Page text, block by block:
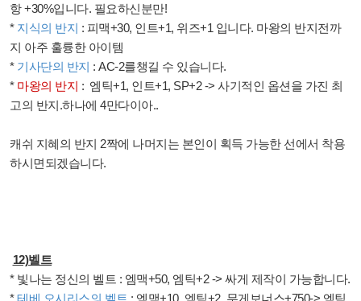
항+30%입니다. 필요하신분만!
* 지식의 반지 : 피맥+30, 인트+1, 위즈+1 입니다. 마왕의 반지전까
지 아주 훌륭한 아이템
* 기사단의 반지 : AC-2를챙길 수 있습니다.
* 마왕의 반지 : 엠틱+1, 인트+1, SP+2 -> 사기적인 옵션을 가진 최
고의 반지.하나에 4만다이아..
캐쉬 지혜의 반지 2짝에 나머지는 본인이 획득 가능한 선에서 착용
하시면되겠습니다.
12)벨트
* 빛나는 정신의 벨트 : 엠맥+50, 엠틱+2 -> 싸게 제작이 가능합니다.
*테베 오시리스의 벨트 : 엠맥+10, 엠틱+2, 무게보너스+750-> 엠틱